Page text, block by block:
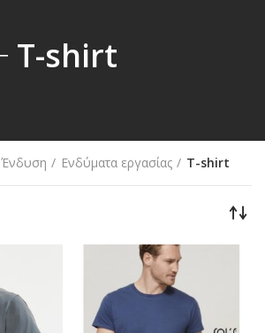
T-shirt
Ένδυση Ενδύματα εργασίας T-shirt